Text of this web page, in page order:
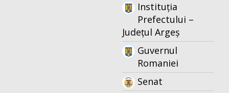
Instituția
Prefectului –
Județul Argeș
Guvernul
Romaniei
Senat